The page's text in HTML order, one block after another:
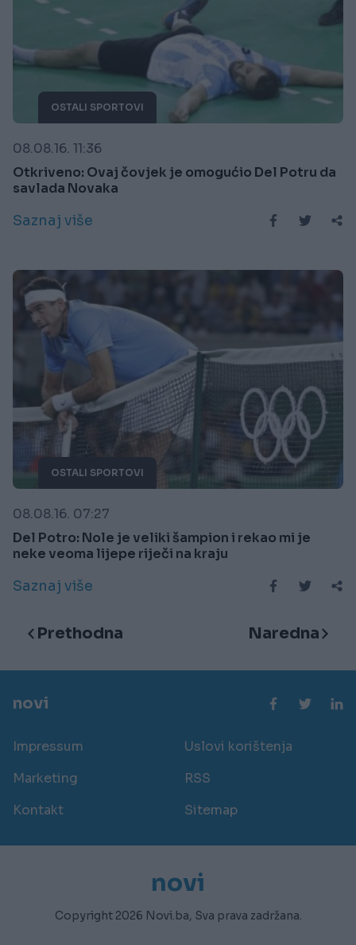
OSTALI SPORTOVI
08.08.16. 11:36
Otkriveno: Ovaj čovjek je omogućio Del Potru da
savlada Novaka
Saznaj više
OSTALI SPORTOVI
08.08.16. 07:27
Del Potro: Nole je veliki šampion i rekao mi je
neke veoma lijepe riječi na kraju
Saznaj više
Prethodna Naredna
novi
Impressum
Uslovi korištenja
Marketing
RSS
Kontakt
Sitemap
novi
Copyright 2026 Novi.ba, Sva prava zadržana.